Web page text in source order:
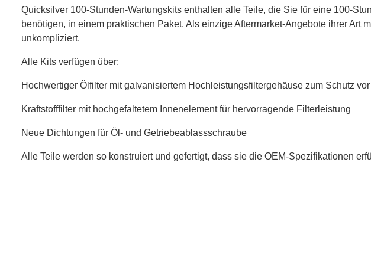
Quicksilver 100-Stunden-Wartungskits enthalten alle Teile, die Sie für eine 100-
benötigen, in einem praktischen Paket. Als einzige Aftermarket-Angebote ihrer
unkompliziert.
Alle Kits verfügen über:
Hochwertiger Ölfilter mit galvanisiertem Hochleistungsfiltergehäuse zum Schutz
Kraftstofffilter mit hochgefaltetem Innenelement für hervorragende Filterleistung
Neue Dichtungen für Öl- und Getriebeablassschraube
Alle Teile werden so konstruiert und gefertigt, dass sie die OEM-Spezifikationen